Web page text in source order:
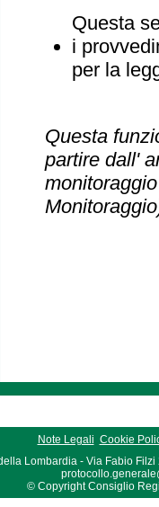
Questa
i
per la
Questa
partire dall'
Note Legali Cookie
Lombardia - Via Fabio Filzi
© Copyright Consiglio